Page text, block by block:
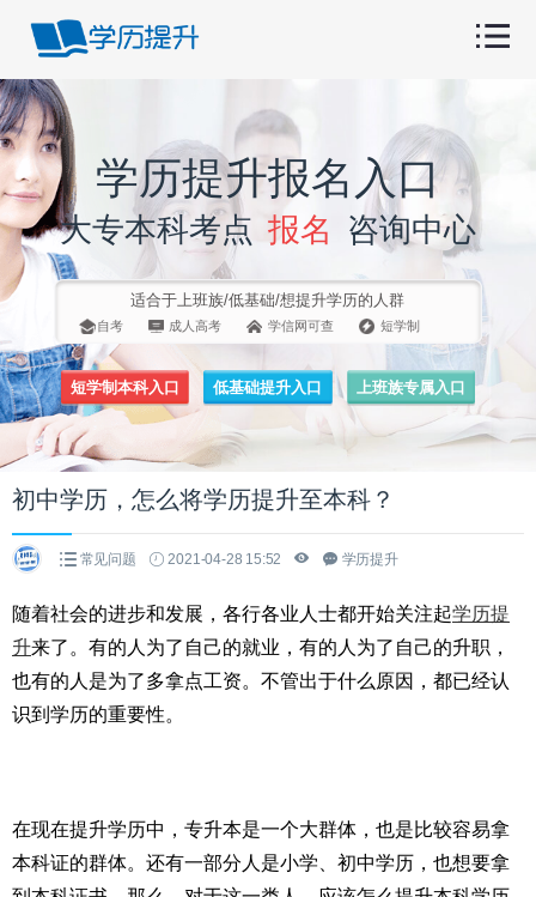
学历提升报名入口
大专本科考点 报名 咨询中心
适合于上班族/低基础/想提升学历的人群
自考 成人高考 学信网可查 短学制
短学制本科入口 低基础提升入口 上班族专属入口
初中学历，怎么将学历提升至本科？
常见问题 2021-04-28 15:52 学历提升
随着社会的进步和发展，各行各业人士都开始关注起学历提
升来了。有的人为了自己的就业，有的人为了自己的升职，
也有的人是为了多拿点工资。不管出于什么原因，都已经认
识到学历的重要性。
在现在提升学历中，专升本是一个大群体，也是比较容易拿
本科证的群体。还有一部分人是小学、初中学历，也想要拿